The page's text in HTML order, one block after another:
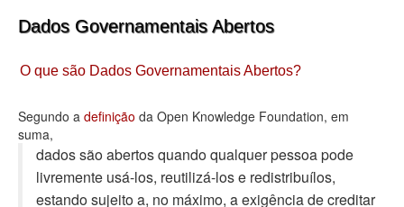
Lei de Acesso à Informação
Dados Governamentais Abertos
Planejamento
Catálogo de dados
Processo Legislativo
Dados Governamentais Abertos
O que são Dados Governamentais Abertos?
Segundo a definição da Open Knowledge Foundation, em
suma,
dados são abertos quando qualquer pessoa pode
livremente usá-los, reutilizá-los e redistribuí­los,
estando sujeito a, no máximo, a exigência de creditar